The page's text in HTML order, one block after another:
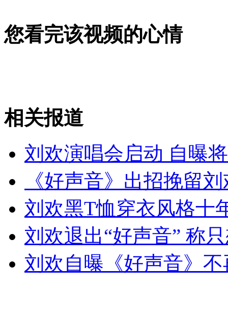
2012年中国最具幸福感城市榜单曝光
女孩北京地铁殴打老人 痛下狠手拳打脚踢
无痛分娩是否安全 医生回应
外交部：反对强权政治霸凌主义
外交部：有关国家言论片面不公正
您看完该视频的心情
相关报道
刘欢演唱会启动 自曝
《好声音》出招挽留
刘欢黑T恤穿衣风格十
刘欢退出“好声音” 称
刘欢自曝《好声音》